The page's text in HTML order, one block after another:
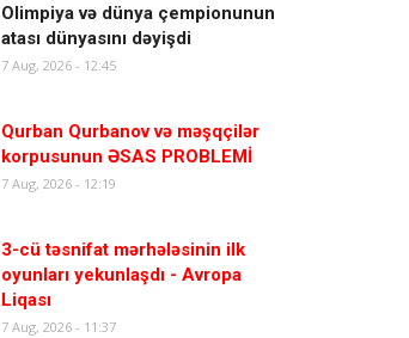
Olimpiya və dünya çempionunun
atası dünyasını dəyişdi
7 Aug, 2026 - 12:45
Qurban Qurbanov və məşqçilər
korpusunun ƏSAS PROBLEMİ
7 Aug, 2026 - 12:19
3-cü təsnifat mərhələsinin ilk
oyunları yekunlaşdı - Avropa
Liqası
7 Aug, 2026 - 11:37